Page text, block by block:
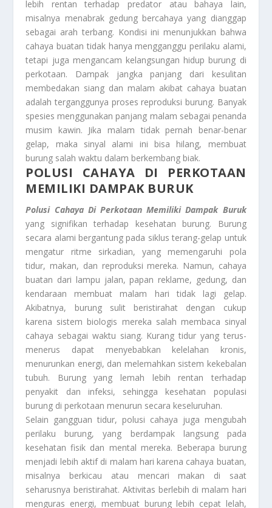
lebih rentan terhadap predator atau bahaya lain,
misalnya menabrak gedung bercahaya yang dianggap
sebagai arah terbang. Kondisi ini menunjukkan bahwa
cahaya buatan tidak hanya mengganggu perilaku alami,
tetapi juga mengancam kelangsungan hidup burung di
perkotaan. Dampak jangka panjang dari kesulitan
membedakan siang dan malam akibat cahaya buatan
adalah terganggunya proses reproduksi burung. Banyak
spesies menggunakan panjang malam sebagai penanda
musim kawin. Jika malam tidak pernah benar-benar
gelap, maka sinyal alami ini bisa hilang, membuat
burung salah waktu dalam berkembang biak.
POLUSI CAHAYA DI PERKOTAAN
MEMILIKI DAMPAK BURUK
Polusi Cahaya Di Perkotaan Memiliki Dampak Buruk
yang signifikan terhadap kesehatan burung. Burung
secara alami bergantung pada siklus terang-gelap untuk
mengatur ritme sirkadian, yang memengaruhi pola
tidur, makan, dan reproduksi mereka. Namun, cahaya
buatan dari lampu jalan, papan reklame, gedung, dan
kendaraan membuat malam hari tidak lagi gelap.
Akibatnya, burung sulit beristirahat dengan cukup
karena sistem biologis mereka salah membaca sinyal
cahaya sebagai waktu siang. Kurang tidur yang terus-
menerus dapat menyebabkan kelelahan kronis,
menurunkan energi, dan melemahkan sistem kekebalan
tubuh. Burung yang lemah lebih rentan terhadap
penyakit dan infeksi, sehingga kesehatan populasi
burung di perkotaan menurun secara keseluruhan.
Selain gangguan tidur, polusi cahaya juga mengubah
perilaku burung, yang berdampak langsung pada
kesehatan fisik dan mental mereka. Beberapa burung
menjadi lebih aktif di malam hari karena cahaya buatan,
misalnya berkicau atau mencari makan di saat
seharusnya beristirahat. Aktivitas berlebih di malam hari
menguras energi, membuat burung lebih cepat lelah,